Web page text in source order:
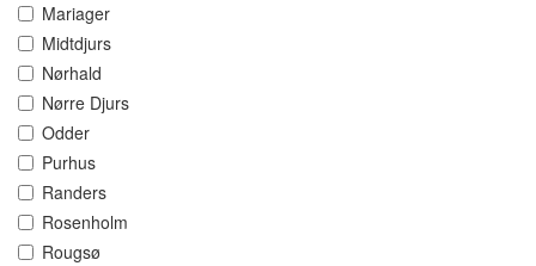
Mariager
Midtdjurs
Nørhald
Nørre Djurs
Odder
Purhus
Randers
Rosenholm
Rougsø